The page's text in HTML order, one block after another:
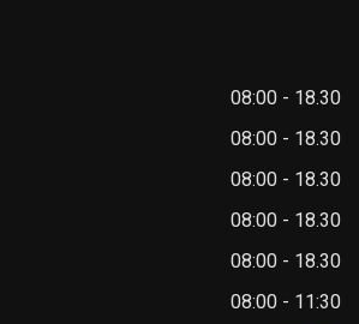
08:00 - 18.30
08:00 - 18.30
08:00 - 18.30
08:00 - 18.30
08:00 - 18.30
08:00 - 11:30